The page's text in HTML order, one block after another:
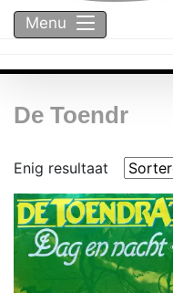
Menu
De Toendr
Enig resultaat